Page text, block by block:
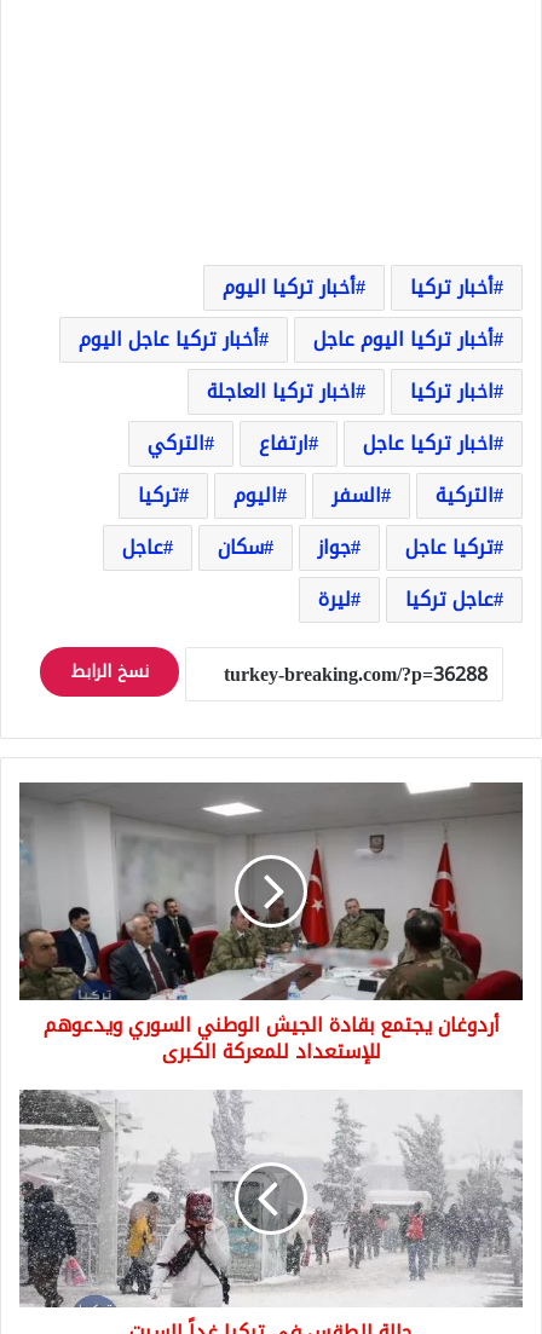
أخبار تركيا
أخبار تركيا اليوم
أخبار تركيا اليوم عاجل
أخبار تركيا عاجل اليوم
اخبار تركيا
اخبار تركيا العاجلة
اخبار تركيا عاجل
ارتفاع
التركي
التركية
السفر اليوم
تركيا
تركيا عاجل
جواز سكان
عاجل
عاجل تركيا
ليرة
نسخ الرابط
يجتمع
ويدعوهم
للإستعداد
للمعركة
الكبرى
أردوغان يجتمع بقادة الجيش الوطني السوري ويدعوهم
للإستعداد للمعركة الكبرى
في
تركيا
غداً
السبت